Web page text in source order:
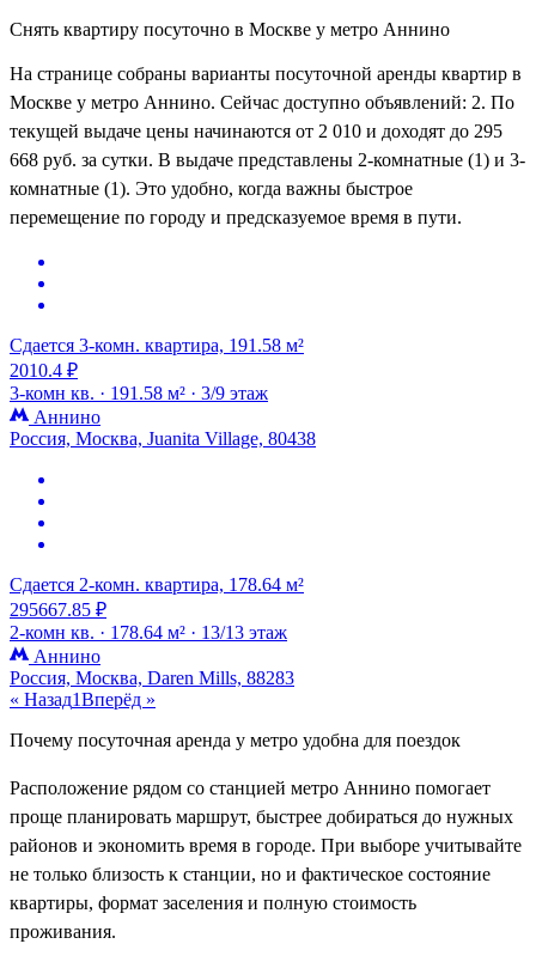
Снять квартиру посуточно в Москве у метро Аннино
На странице собраны варианты посуточной аренды квартир в
Москве у метро Аннино. Сейчас доступно объявлений: 2. По
текущей выдаче цены начинаются от 2 010 и доходят до 295
668 руб. за сутки. В выдаче представлены 2-комнатные (1) и 3-
комнатные (1). Это удобно, когда важны быстрое
перемещение по городу и предсказуемое время в пути.
Сдается 3-комн. квартира, 191.58 м²
2010.4 ₽
3-комн кв. · 191.58 м² · 3/9 этаж
Аннино
Россия, Москва, Juanita Village, 80438
Сдается 2-комн. квартира, 178.64 м²
295667.85 ₽
2-комн кв. · 178.64 м² · 13/13 этаж
Аннино
Россия, Москва, Daren Mills, 88283
« Назад1Вперёд »
Почему посуточная аренда у метро удобна для поездок
Расположение рядом со станцией метро Аннино помогает
проще планировать маршрут, быстрее добираться до нужных
районов и экономить время в городе. При выборе учитывайте
не только близость к станции, но и фактическое состояние
квартиры, формат заселения и полную стоимость
проживания.